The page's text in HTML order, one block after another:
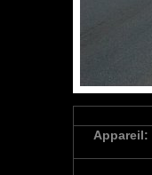
Appareil: